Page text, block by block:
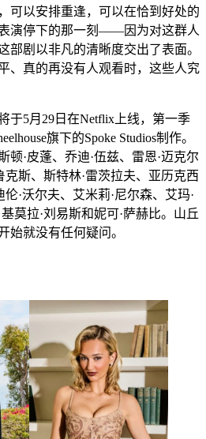
可以安排重逢，可以在恰到好处的
演停下的那一刻——因为对这群人
部剧以非凡的清晰度交出了表面。
、真的再没有人观看时，这些人究
于5月29日在Netflix上线，第一季
旗下的Spoke Studios制作。
顿·皮蓬、乔迪·伍兹、雷恩·迈克尔
克斯、斯特林·雷茨拉夫、亚历克西
·沃尔夫、艾米莉·尼尔森、艾玛·
莫拉·刘易斯和妮可·萨赫比。山丘
始就没有任何疑问。